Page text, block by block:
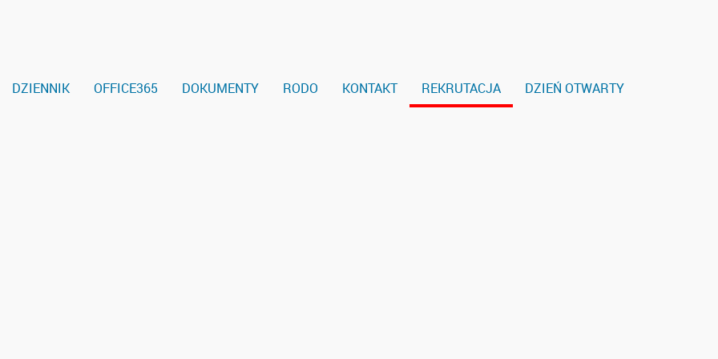
DZIENNIK OFFICE365 DOKUMENTY RODO KONTAKT REKRUTACJA DZIEŃ OTWARTY